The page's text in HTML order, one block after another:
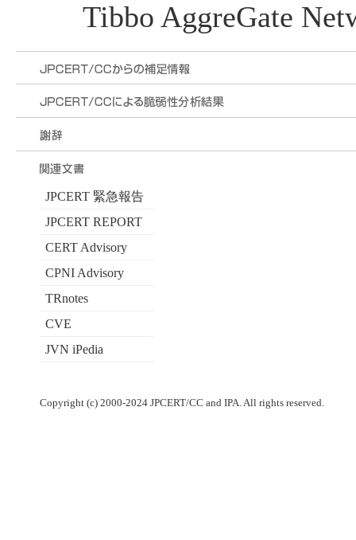
Tibbo AggreGate
JPCERT 緊急報告
JPCERT REPORT
CERT Advisory
CPNI Advisory
TRnotes
CVE
JVN iPedia
Copyright (c) 2000-2024 JPCERT/CC and IPA. All rights reserved.